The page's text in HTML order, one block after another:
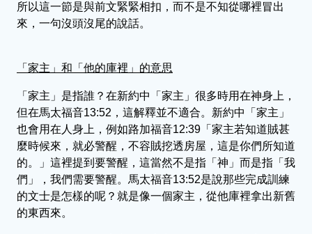
所以這一節是與前文緊緊相扣，而不是不知從哪裡冒出
來，一句沒頭沒尾的說話。
「家主」和「他的庫裡」的意思
「家主」是指誰？在新約中「家主」很多時用在神身上，
但在馬太福音13:52，這解釋並不適合。新約中「家主」
也會用在人身上，例如路加福音12:39「家主若知道賊甚
麼時候來，就必警醒，不容賊挖透房屋，這是你們所知道
的。」這裡提到要警醒，這當然不是指「神」而是指「我
們」，我們需要警醒。馬太福音13:52是說那些完成訓練
的文士是怎樣的呢？就是像一個家主，從他庫裡拿出新舊
的東西來。